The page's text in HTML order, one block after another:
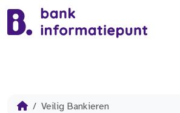
Veilig Bankieren